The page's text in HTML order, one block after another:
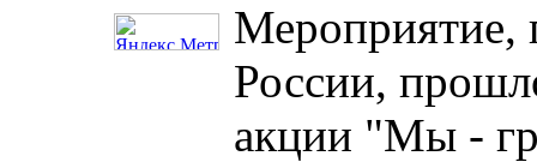
Мероприятие,
России,
акции "Мы -